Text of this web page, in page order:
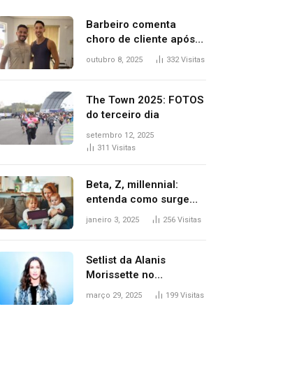
Barbeiro comenta
choro de cliente após
despedida e explica
tantas pessoas’
outubro 8, 2025 332Visitas
The Town 2025: FOTOS
do terceiro dia
setembro 12, 2025
311 Visitas
Beta, Z, millennial:
entenda como surgem
as gerações
janeiro 3, 2025 256 Visitas
Setlist da Alanis
Morissette no
Lollapalooza: veja
março 29, 2025 199 Visitas